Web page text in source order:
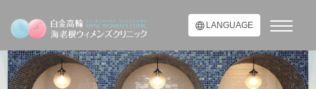
LANGUAGE